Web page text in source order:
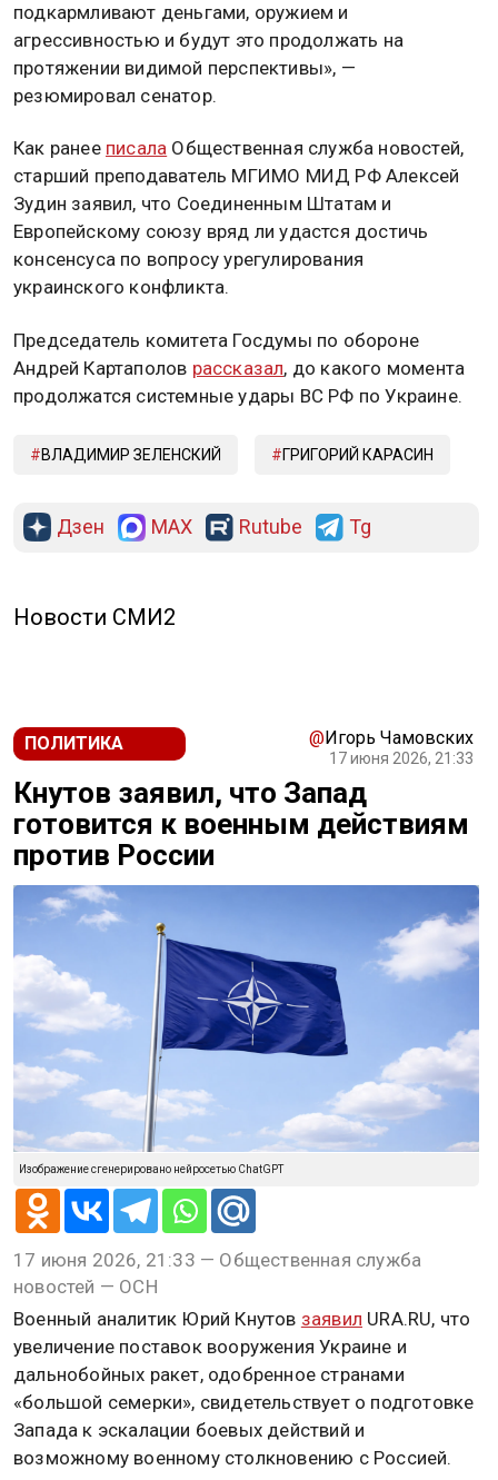
подкармливают деньгами, оружием и
агрессивностью и будут это продолжать на
протяжении видимой перспективы», —
резюмировал сенатор.
Как ранее писала Общественная служба новостей,
старший преподаватель МГИМО МИД РФ Алексей
Зудин заявил, что Соединенным Штатам и
Европейскому союзу вряд ли удастся достичь
консенсуса по вопросу урегулирования
украинского конфликта.
Председатель комитета Госдумы по обороне
Андрей Картаполов рассказал, до какого момента
продолжатся системные удары ВС РФ по Украине.
ВЛАДИМИР ЗЕЛЕНСКИЙ ГРИГОРИЙ КАРАСИН
Дзен MAX Rutube Tg
Новости СМИ2
ПОЛИТИКА @Игорь Чамовских
17 июня 2026, 21:33
Кнутов заявил, что Запад
готовится к военным действиям
против России
Изображение сгенерировано нейросетью ChatGPT
17 июня 2026, 21:33 — Общественная служба
новостей — ОСН
Военный аналитик Юрий Кнутов заявил URA.RU, что
увеличение поставок вооружения Украине и
дальнобойных ракет, одобренное странами
«большой семерки», свидетельствует о подготовке
Запада к эскалации боевых действий и
возможному военному столкновению с Россией.